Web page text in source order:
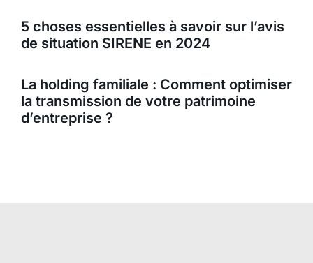
5 choses essentielles à savoir sur l’avis
de situation SIRENE en 2024
La holding familiale : Comment optimiser
la transmission de votre patrimoine
d’entreprise ?